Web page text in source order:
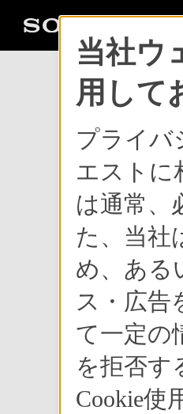
9月14日に発表
ズ・8モデル。
ーズ、クール＆
晶プロジェクシ
BRAVIAは、こ
ではこれから三
魅力と特徴を、
ームゾーンと目
当社ウ
用して
プライバ
エストに
は通常、
た、当社
め、ある
ス・広告
て一定の
を拒否す
Cookie使